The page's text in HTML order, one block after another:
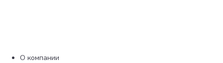
О компании